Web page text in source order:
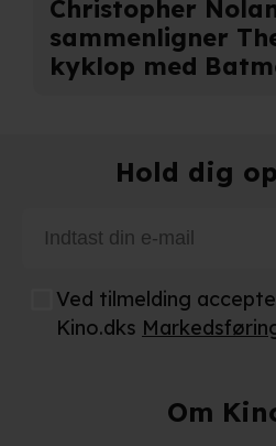
Christopher
sammenligner
kyklop med
Hold dig
Ved tilmelding
Kino.dks
Om